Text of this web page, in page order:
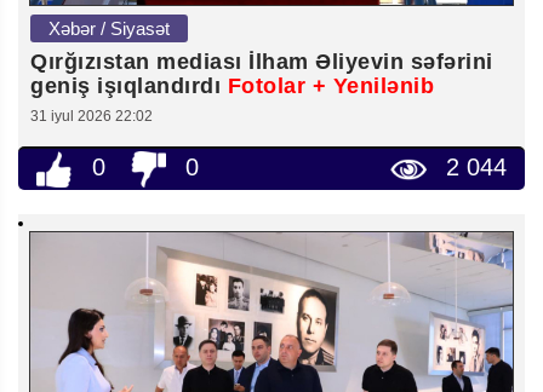
Xəbər / Siyasət
Qırğızıstan mediası İlham Əliyevin səfərini
geniş işıqlandırdı Fotolar + Yenilənib
31 iyul 2026 22:02
0 0 2 044